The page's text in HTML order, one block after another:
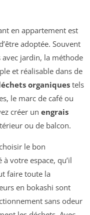
en appartement est
adoptée. Souvent
jardin, la méthode
et réalisable dans de
organiquestels
le marc de café ou
créer un engrais
ou de balcon.
le bon
votre espace, qu’il
faire toute la
en bokashi sont
sans odeur